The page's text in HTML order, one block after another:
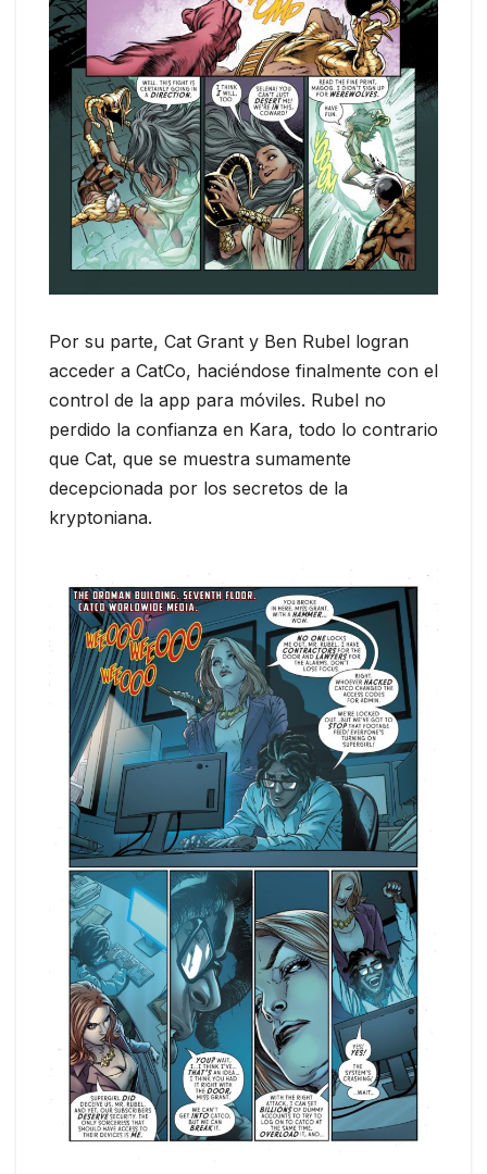
Por su parte, Cat Grant y Ben Rubel logran
acceder a CatCo, haciéndose finalmente con el
control de la app para móviles. Rubel no
perdido la confianza en Kara, todo lo contrario
que Cat, que se muestra sumamente
decepcionada por los secretos de la
kryptoniana.